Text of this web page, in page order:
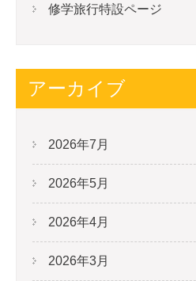
修学旅行特設ページ
アーカイブ
2026年7月
2026年5月
2026年4月
2026年3月